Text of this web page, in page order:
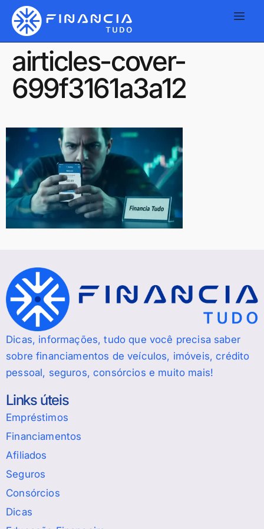
airticles-cover-
699f3161a3a12
Dicas, informações, tudo que você precisa saber
sobre financiamentos de veículos, imóveis, crédito
pessoal, seguros, consórcios e muito mais!
Links úteis
Empréstimos
Financiamentos
Afiliados
Seguros
Consórcios
Dicas